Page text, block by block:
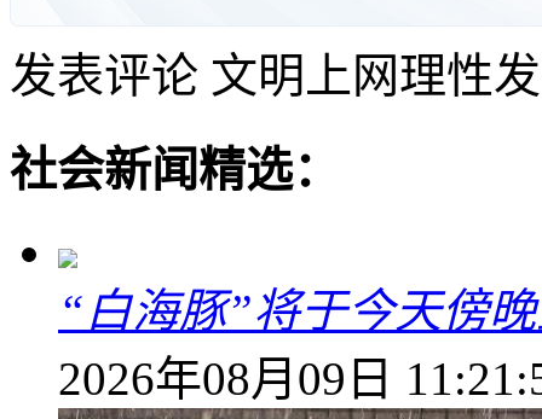
发表评论 文明上网理性
社会新闻精选：
“白海豚”将于今天傍
2026年08月09日